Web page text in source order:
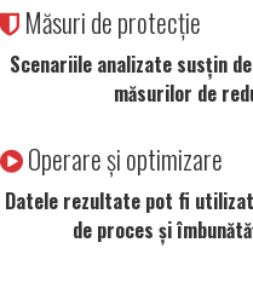
Măsuri de protecție
Scenariile analizate susțin
măsurilor de
Operare și optimizare
Datele rezultate pot fi
de proces și